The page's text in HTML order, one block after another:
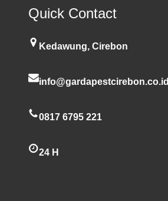
Quick Contact
Kedawung, Cirebon
info@gardapestcirebon.co.id
0817 6795 221
24 H